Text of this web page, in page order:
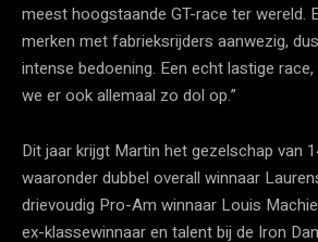
meest hoogstaande GT-race ter wereld.
merken met fabrieksrijders aanwezig,
intense bedoening. Een echt lastige
we er ook allemaal zo dol op.”
Dit jaar krijgt Martin het gezelschap van
waaronder dubbel overall winnaar
drievoudig Pro-Am winnaar Louis
ex-klassewinnaar en talent bij de Iron